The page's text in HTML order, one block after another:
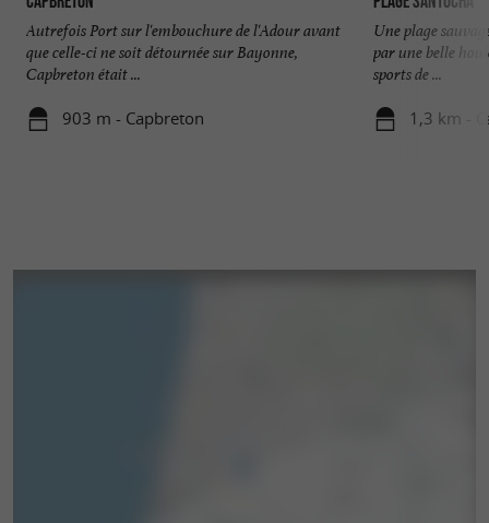
Autrefois Port sur l'embouchure de l'Adour avant
que celle-ci ne soit détournée sur Bayonne,
Capbreton était ...
903 m - Capbreton
Une plage
par une belle
sports de ...
1,3 km -